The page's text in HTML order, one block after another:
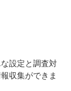
設定と調査対
収集ができま